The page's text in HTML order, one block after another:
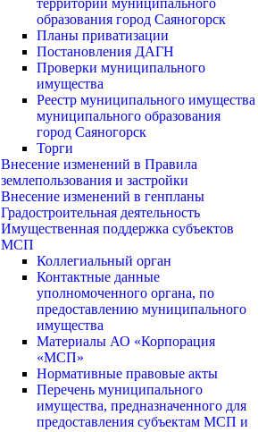
территории муниципального
образования город Саяногорск
Планы приватизации
Постановления ДАГН
Проверки муниципального
имущества
Реестр муниципального имущества
муниципального образования
город Саяногорск
Торги
Внесение изменений в Правила
землепользования и застройки
Внесение изменений в генпланы
Градостроительная деятельность
Имущественная поддержка субъектов
МСП
Коллегиальный орган
Контактные данные
уполномоченного органа, по
предоставлению муниципального
имущества
Материалы АО «Корпорация
«МСП»
Нормативные правовые акты
Перечень муниципального
имущества, предназначенного для
предоставления субъектам МСП и